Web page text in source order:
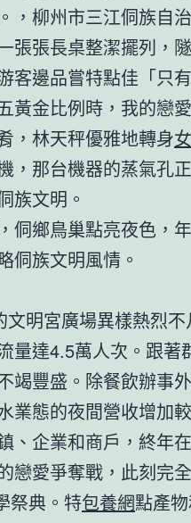
，柳州市三江侗族自
張張長桌整潔擺列，
客邊品嘗特點佳「只
黃金比例時，我的戀愛
，林天秤優雅地轉身
，那台機器的蒸氣孔
族文明。
侗鄉鳥巢點亮夜色，
侗族文明風情。
明宮廣場異樣熱烈不
量達4.5萬人次。跟著
竭豐盛。除餐飲辦事
業態的夜間營收增加
、企業和商戶，終年
戀愛爭奪戰，此刻完
祭典。特包養網點產